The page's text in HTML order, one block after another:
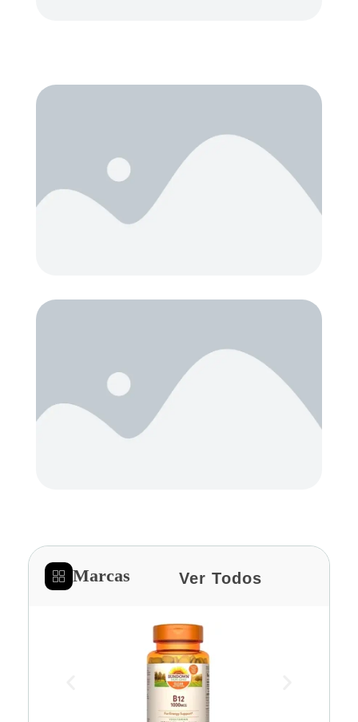
Marcas Ver Todos